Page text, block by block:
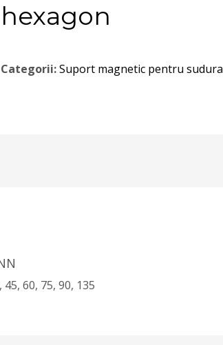
hexagon
Categorii:Suport magnetic pentru sudura
60, 75, 90, 135